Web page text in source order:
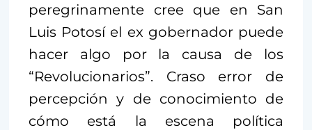
peregrinamente cree que en San
Luis Potosí el ex gobernador puede
hacer algo por la causa de los
“Revolucionarios”. Craso error de
percepción y de conocimiento de
cómo está la escena política